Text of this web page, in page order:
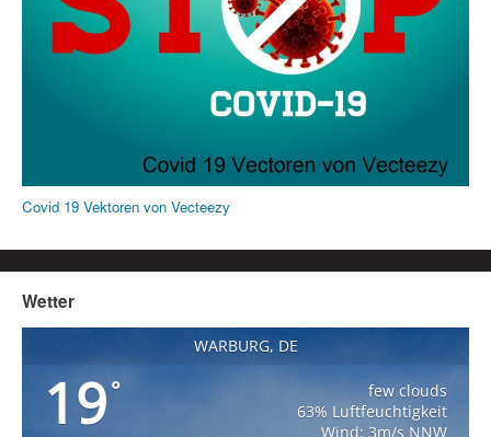
Covid 19 Vektoren von Vecteezy
Wetter
WARBURG, DE
19°
few clouds
63% Luftfeuchtigkeit
Wind: 3m/s NNW